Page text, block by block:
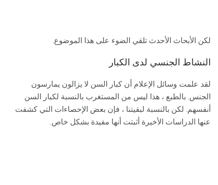
لكن الأبحاث الأحدث تلقي الضوء على هذا الموضوع.
النشاط الجنسي لدى الكبار
لقد علمت وسائل الإعلام أن كبار السن لا يزالون يمارسون
الجنس. بالطبع ، هذا ليس من المستغرب بالنسبة لكبار السن
أنفسهم. لكن بالنسبة لبقيتنا ، فإن بعض الإحصاءات التي كشفت
عنها الدراسات الأخيرة أثبتت أنها مفيدة بشكل خاص.